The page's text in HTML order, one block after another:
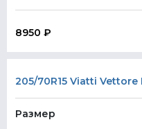
8950 ₽
205/70R15 Viatti Vettore
Размер